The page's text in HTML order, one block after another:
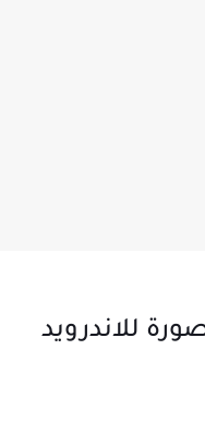
للاندرويد